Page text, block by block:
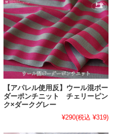
【アパレル使用反】ウール混ボー
ダーポンチニット チェリーピン
ク×ダークグレー
¥290(税込 ¥319)